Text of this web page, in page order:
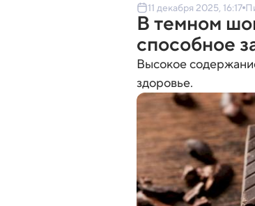
11 декабря 2025, 16:17
В темном
способное
Высокое
здоровье.